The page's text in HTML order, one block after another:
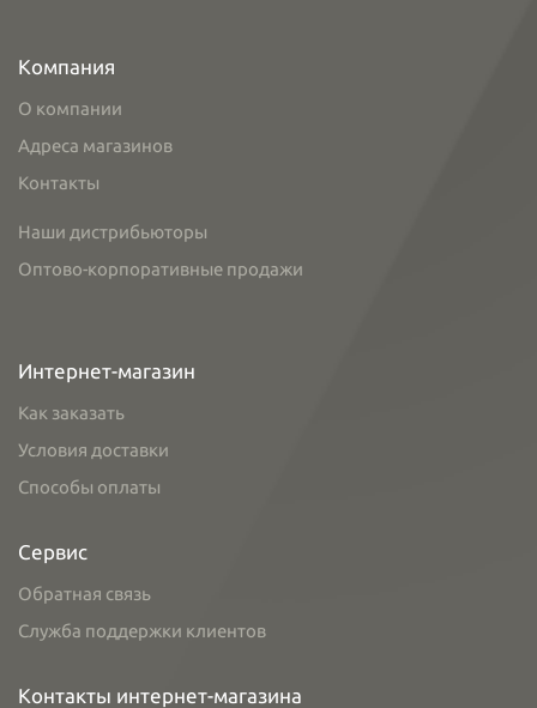
Компания
О компании
Адреса магазинов
Контакты
Наши дистрибьюторы
Оптово-корпоративные продажи
Интернет-магазин
Как заказать
Условия доставки
Способы оплаты
Сервис
Обратная связь
Служба поддержки клиентов
Контакты интернет-магазина